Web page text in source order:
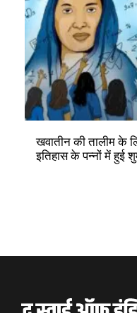
खवातीन की तालीम के
इतिहास के पन्नों में हुई